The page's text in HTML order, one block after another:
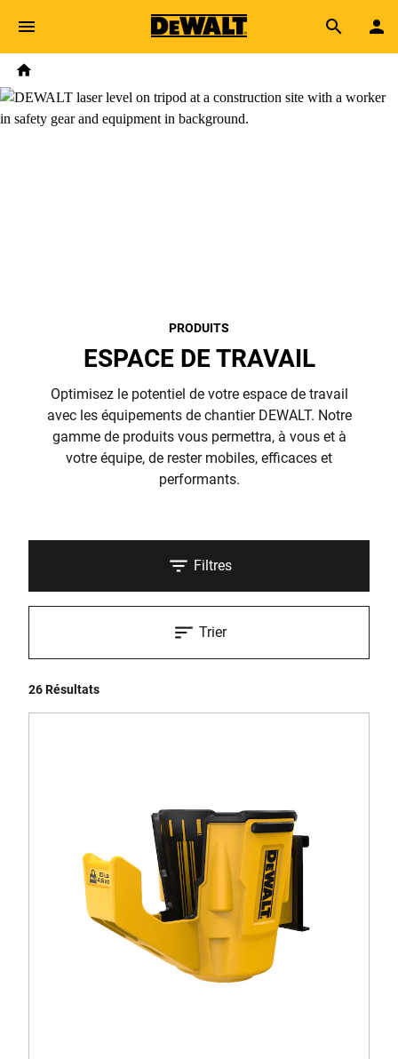
Skip to main content
Search
Breadcrumb
PRODUITS
ESPACE DE TRAVAIL
Optimisez le potentiel de votre espace de travail
avec les équipements de chantier DEWALT. Notre
gamme de produits vous permettra, à vous et à
votre équipe, de rester mobiles, efficaces et
performants.
Filtres
26 Résultats
Trier